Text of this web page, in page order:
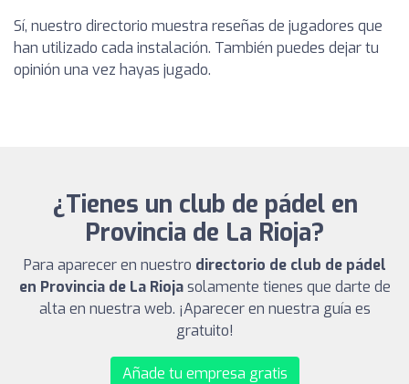
Sí, nuestro directorio muestra reseñas de jugadores que
han utilizado cada instalación. También puedes dejar tu
opinión una vez hayas jugado.
¿Tienes un club de pádel en
Provincia de La Rioja?
Para aparecer en nuestro directorio de club de pádel
en Provincia de La Riojasolamente tienes que darte de
alta en nuestra web. ¡Aparecer en nuestra guía es
gratuito!
Añade tu empresa gratis